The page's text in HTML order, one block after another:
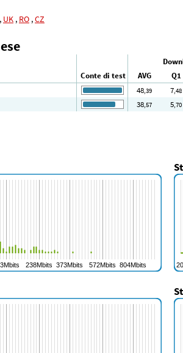
, UK , RO ,CZ
Conte di test AVG Q1
48,39 7,48
38,57 5,70